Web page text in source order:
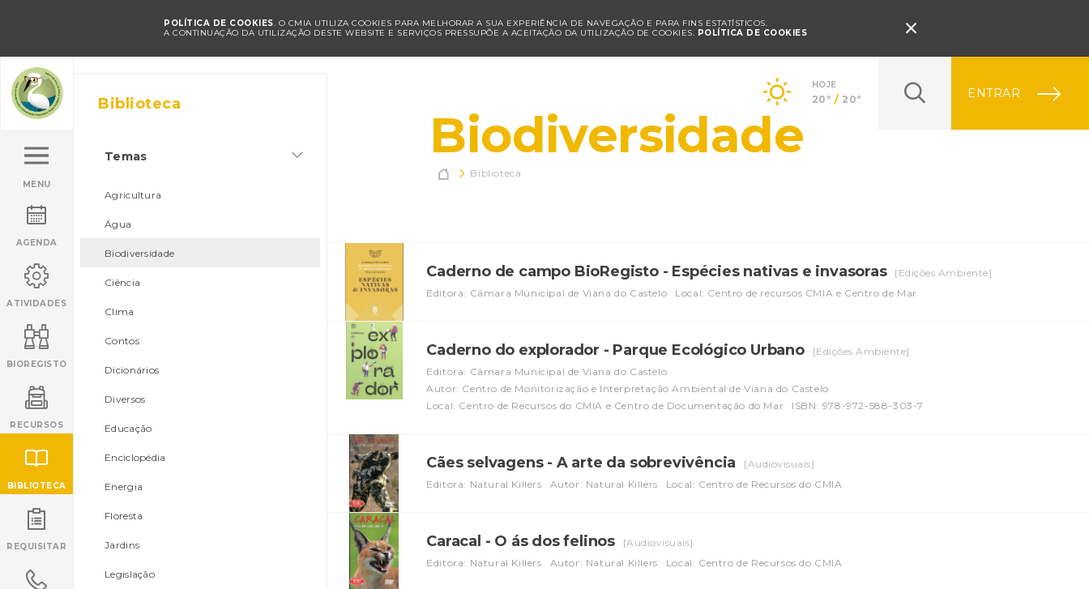
POLÍTICA DE COOKIES. O CMIA UTILIZA COOKIES PARA MELHORAR A SUA EXPERIÊNCIA DE NAVEGAÇÃO E PARA FINS ESTATÍSTICOS.
A CONTINUAÇÃO DA UTILIZAÇÃO DESTE WEBSITE E SERVIÇOS PRESSUPÕE A ACEITAÇÃO DA UTILIZAÇÃO DE COOKIES. POLÍTICA DE COOKIES 
HOJE
20º / 20º
Pressione Enter
ENTRAR
MENU
AGENDA
ATIVIDADES
BIOREGISTO
RECURSOS
BIBLIOTECA
REQUISITAR
Biblioteca
Temas
Agricultura
Água
Biodiversidade
Ciência
Clima
Contos
Dicionários
Diversos
Educação
Enciclopédia
Energia
Floresta
Jardins
Legislação
Biodiversidade
 Biblioteca
Caderno de campo BioRegisto - Espécies nativas e invasoras
[Edições Ambiente]
Editora: Câmara Múnicipal de Viana do Castelo
Local: Centro de recursos CMIA e Centro de Mar
Caderno do explorador - Parque Ecológico Urbano
[Edições Ambiente]
Editora: Câmara Municipal de Viana do Castelo
Autor: Centro de Monitorização e Interpretação Ambiental de Viana do Castelo
Local: Centro de Recursos do CMIA e Centro de Documentação do Mar
ISBN: 978-972-588-303-7
Cães selvagens - A arte da sobrevivência
[Audiovisuais]
Editora: Natural Killers
Autor: Natural Killers Local: Centro de Recursos do CMIA
Caracal - O ás dos felinos
[Audiovisuais]
Editora: Natural Killers
Autor: Natural Killers Local: Centro de Recursos do CMIA